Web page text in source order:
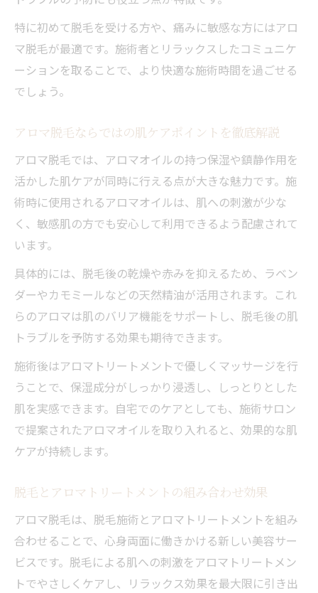
特に初めて脱毛を受ける方や、痛みに敏感な方にはアロ
マ脱毛が最適です。施術者とリラックスしたコミュニケ
ーションを取ることで、より快適な施術時間を過ごせる
でしょう。
アロマ脱毛ならではの肌ケアポイントを徹底解説
アロマ脱毛では、アロマオイルの持つ保湿や鎮静作用を
活かした肌ケアが同時に行える点が大きな魅力です。施
術時に使用されるアロマオイルは、肌への刺激が少な
く、敏感肌の方でも安心して利用できるよう配慮されて
います。
具体的には、脱毛後の乾燥や赤みを抑えるため、ラベン
ダーやカモミールなどの天然精油が活用されます。これ
らのアロマは肌のバリア機能をサポートし、脱毛後の肌
トラブルを予防する効果も期待できます。
施術後はアロマトリートメントで優しくマッサージを行
うことで、保湿成分がしっかり浸透し、しっとりとした
肌を実感できます。自宅でのケアとしても、施術サロン
で提案されたアロマオイルを取り入れると、効果的な肌
ケアが持続します。
脱毛とアロマトリートメントの組み合わせ効果
アロマ脱毛は、脱毛施術とアロマトリートメントを組み
合わせることで、心身両面に働きかける新しい美容サー
ビスです。脱毛による肌への刺激をアロマトリートメン
トでやさしくケアし、リラックス効果を最大限に引き出